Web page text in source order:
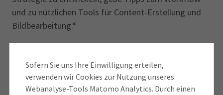
Sofern Sie uns Ihre Einwilligung erteilen,
verwenden wir Cookies zur Nutzung unseres
Webanalyse-Tools Matomo Analytics. Durch einen
und zu nützlichen Tools für Content-Erstellung und
Bildbearbeitung.“